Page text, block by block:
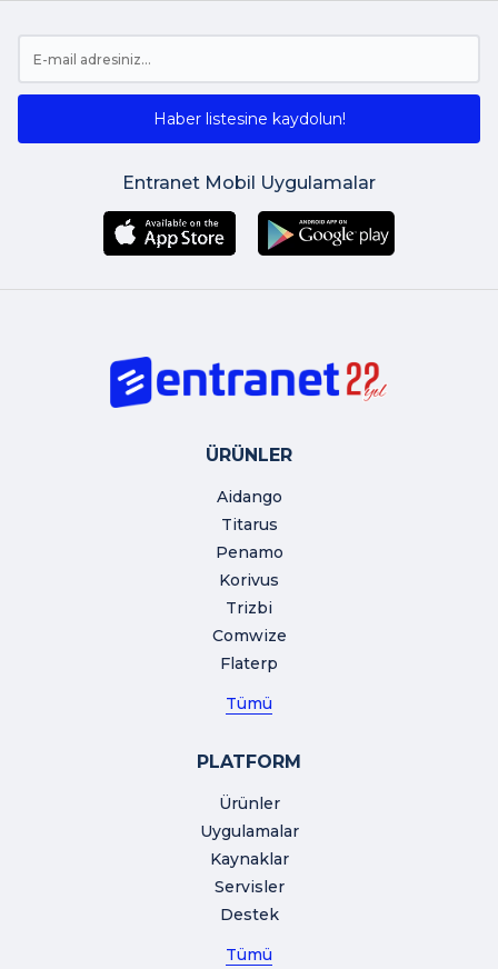
Haber listesine kaydolun!
Entranet Mobil Uygulamalar
ÜRÜNLER
Aidango
Titarus
Penamo
Korivus
Trizbi
Comwize
Flaterp
Tümü
PLATFORM
Ürünler
Uygulamalar
Kaynaklar
Servisler
Destek
Tümü